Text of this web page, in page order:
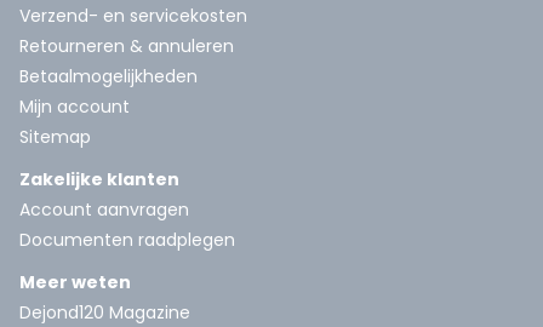
Verzend- en servicekosten
Retourneren & annuleren
Betaalmogelijkheden
Mijn account
Sitemap
Zakelijke klanten
Account aanvragen
Documenten raadplegen
Meer weten
Dejond120 Magazine